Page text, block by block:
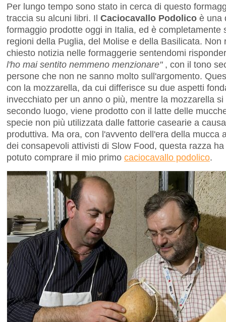
Per lungo tempo sono stato in cerca di questo
traccia su alcuni libri. Il Caciocavallo Podolico è una
formaggio prodotte oggi in Italia, ed è completamente
regioni della Puglia, del Molise e della Basilicata.
chiesto notizia nelle formaggerie sentendomi
l'ho mai sentito nemmeno menzionare", con il tono
persone che non ne sanno molto sull'argomento.
con la mozzarella, da cui differisce su due aspetti
invecchiato per un anno o più, mentre la mozzarella
secondo luogo, viene prodotto con il latte delle
specie non più utilizzata dalle fattorie casearie a
produttiva. Ma ora, con l'avvento dell'era della mucca
dei consapevoli attivisti di Slow Food, questa razza
potuto comprare il mio primo caciocavallo podolico.